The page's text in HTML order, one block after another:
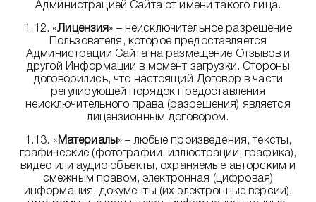
Администрацией Сайта от имени такого лица.
1.12. «Лицензия » – неисключительное разрешение
Пользователя, которое предоставляется
Администрации Сайта на размещение Отзывов и
другой Информации в момент загрузки. Стороны
договорились, что настоящий Договор в части
регулирующей порядок предоставления
неисключительного права (разрешения) является
лицензионным договором.
1.13. « Материалы » – любые произведения, тексты,
графические (фотографии, иллюстрации, графика),
видео или аудио объекты, охраняемые авторским и
смежным правом, электронная (цифровая)
информация, документы (их электронные версии),